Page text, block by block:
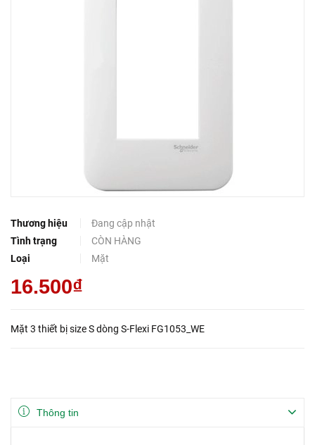
Thương hiệu
Đang cập nhật
Tình trạng
CÒN HÀNG
Loại
Mặt
16.500₫
Mặt 3 thiết bị size S dòng S-Flexi FG1053_WE
Thông tin